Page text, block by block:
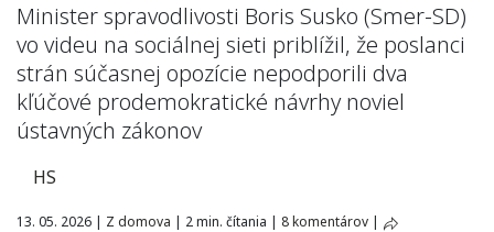
Minister spravodlivosti Boris Susko (Smer-SD)
vo videu na sociálnej sieti priblížil, že poslanci
strán súčasnej opozície nepodporili dva
kľúčové prodemokratické návrhy noviel
ústavných zákonov
HS
13. 05. 2026 | Z domova | 2 min. čítania | 8 komentárov |